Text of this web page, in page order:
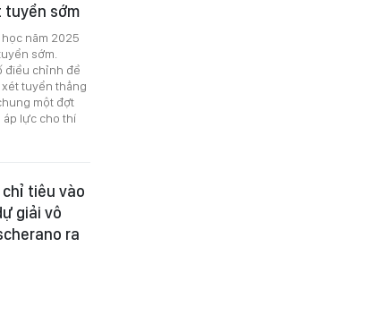
tuyển sớm
năm 2025
sớm.
điều chỉnh đề
tuyển thẳng
một đợt
áp lực cho thí
tiêu vào
giải vô
ra